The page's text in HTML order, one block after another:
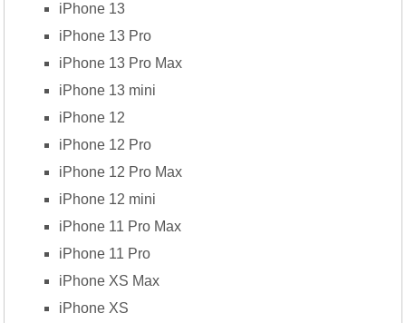
iPhone 13
iPhone 13 Pro
iPhone 13 Pro Max
iPhone 13 mini
iPhone 12
iPhone 12 Pro
iPhone 12 Pro Max
iPhone 12 mini
iPhone 11 Pro Max
iPhone 11 Pro
iPhone XS Max
iPhone XS